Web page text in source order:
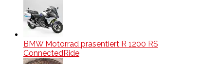
BMW Motorrad präsentiert R 1200 RS
ConnectedRide